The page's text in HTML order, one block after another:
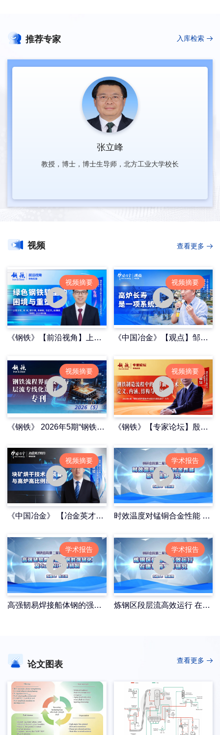
推荐专家 入库检索
张立峰
教授，博士，博士生导师，北方工业大学校长
视频 查看更多
视频摘要
《钢铁》【前沿视角】上官方钦《绿色钢铁转型的困境与重塑》
视频摘要
《中国冶金》【观点】邹忠平《高炉长寿是一项系统工程》
视频摘要
《钢铁》 2026年5期“钢铁流程界面技术与层流专线化运行”专刊
视频摘要
《钢铁》【专家论坛】殷瑞钰《钢铁制造流程中的“界面”技术：定义、内涵、结构与系统重构》
视频摘要
《中国冶金》 【冶金英才特约】刘征建《块矿烘干技术、装备与高炉高比例应用》
学术报告
时效温度对锰铜合金性能 影响机制研究
学术报告
高强韧易焊接船体钢的强韧化 及Cu、Ni作用机制
学术报告
炼钢区段层流高效运行 在唐钢的实践研究
论文图表 查看更多